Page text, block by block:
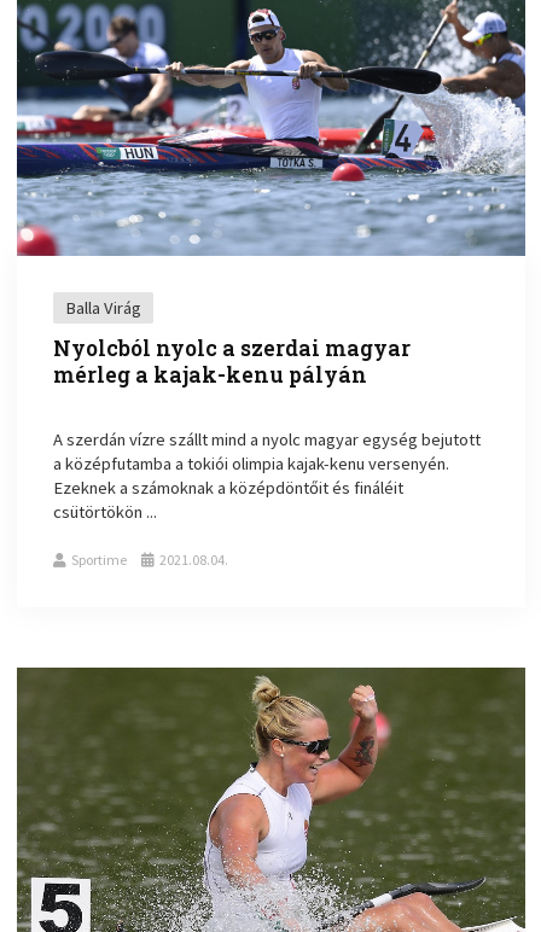
Balla Virág
Nyolcból nyolc a szerdai magyar
mérleg a kajak-kenu pályán
A szerdán vízre szállt mind a nyolc magyar egység bejutott
a középfutamba a tokiói olimpia kajak-kenu versenyén.
Ezeknek a számoknak a középdöntőit és fináléit
csütörtökön ...
Sportime 2021.08.04.